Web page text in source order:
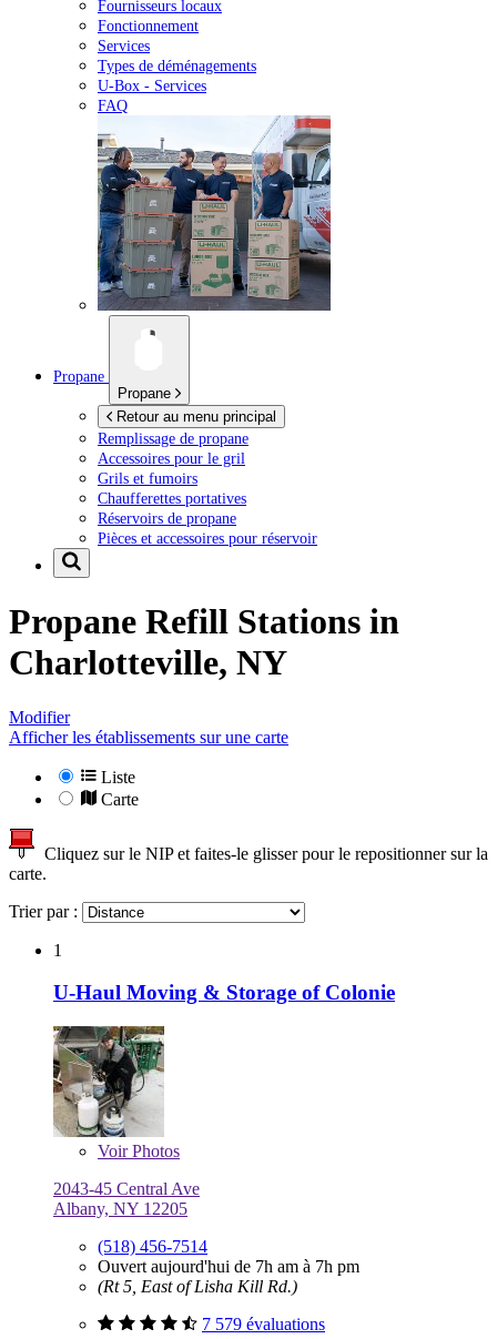
Fournisseurs locaux
Fonctionnement
Services
Types de déménagements
U-Box - Services
FAQ
Propane
Propane
Retour au menu principal
Remplissage de propane
Accessoires pour le gril
Grils et fumoirs
Chaufferettes portatives
Réservoirs de propane
Pièces et accessoires pour réservoir
Propane Refill Stations in
Charlotteville, NY
Modifier
Afficher les établissements sur une carte
Liste
Carte
Cliquez sur le NIP et faites-le glisser pour le repositionner sur la
carte.
Trier par :
1
U-Haul Moving & Storage of Colonie
VoirPhotos
2043-45 Central Ave
Albany, NY 12205
(518) 456-7514
Ouvert aujourd'hui de 7h am à 7h pm
(Rt 5, East of Lisha Kill Rd.)
7 579 évaluations